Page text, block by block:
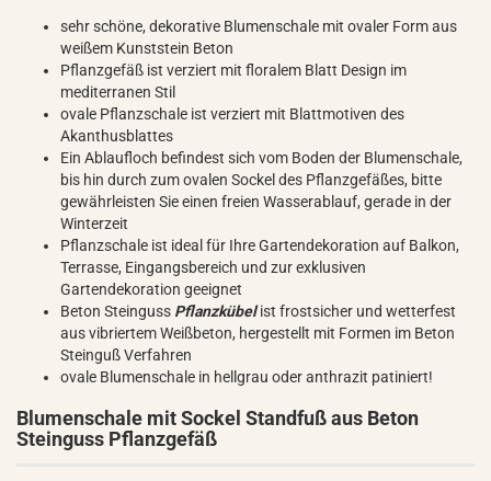
sehr schöne, dekorative Blumenschale mit ovaler Form aus
weißem Kunststein Beton
Pflanzgefäß ist verziert mit floralem Blatt Design im
mediterranen Stil
ovale Pflanzschale ist verziert mit Blattmotiven des
Akanthusblattes
Ein Ablaufloch befindest sich vom Boden der Blumenschale,
bis hin durch zum ovalen Sockel des Pflanzgefäßes, bitte
gewährleisten Sie einen freien Wasserablauf, gerade in der
Winterzeit
Pflanzschale ist ideal für Ihre Gartendekoration auf Balkon,
Terrasse, Eingangsbereich und zur exklusiven
Gartendekoration geeignet
Beton Steinguss Pflanzkübelist frostsicher und wetterfest
aus vibriertem Weißbeton, hergestellt mit Formen im Beton
Steinguß Verfahren
ovale Blumenschale in hellgrau oder anthrazit patiniert!
Blumenschale mit Sockel Standfuß aus Beton
Steinguss Pflanzgefäß